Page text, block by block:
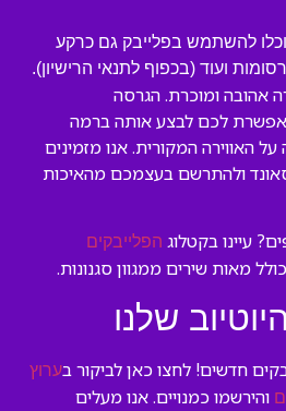
להשתמש בפלייבק גם כרקע
ועוד (בכפוף לתנאי הרישיון).
אהובה ומוכרת. הגרסה
לכם לבצע אותה ברמה
האווירה המקורית. אנו מזמינים
ולהתרשם בעצמכם מהאיכות
עיינו בקטלוג הפלייבקים
מאות שירים ממגוון סגנונות.
שלנו
חדשים! לחצו כאן לביקור בערוץ
והירשמו כמנויים. אנו מעלים